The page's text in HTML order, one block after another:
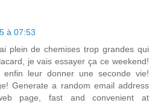
à 07:53
plein de chemises trop grandes qui
je vais essayer ça ce weekend!
leur donner une seconde vie!
Generate a random email address
page, fast and convenient at